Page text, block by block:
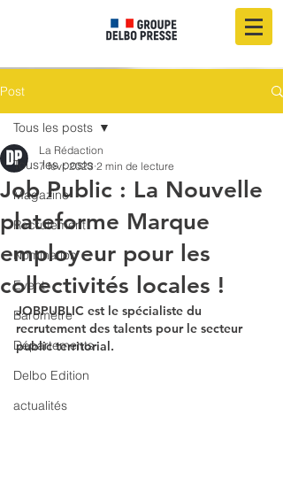
Post
Tous les posts
Magazine
Recrutement
Nomination
Event
Baromètre
Départements
Delbo Edition
actualités
Tous les posts
Job Public : La Nouvelle
plateforme Marque
employeur pour les
collectivités locales !
La Rédaction
7 févr. 2023 2 min de lecture
JOBPUBLIC est le spécialiste du
recrutement des talents pour le secteur
public territorial.